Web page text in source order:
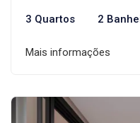
3 Quartos 2
Mais informações